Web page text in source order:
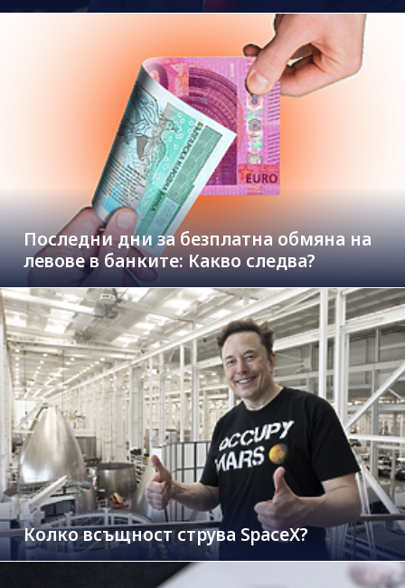
Последни дни за безплатна обмяна на
левове в банките: Какво следва?
Колко всъщност струва SpaceX?